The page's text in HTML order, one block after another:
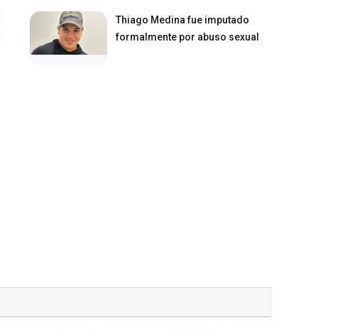
Thiago Medina fue imputado
formalmente por abuso sexual